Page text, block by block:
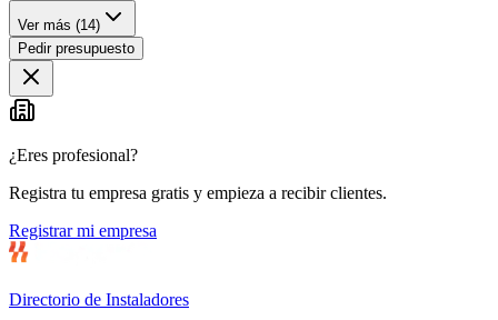
Ver más (14)
Pedir presupuesto
¿Eres profesional?
Registra tu empresa gratis y empieza a recibir clientes.
Registrar mi empresa
Directorio de Instaladores